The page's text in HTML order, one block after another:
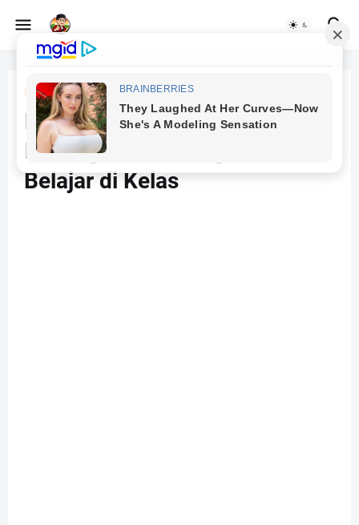
Beranda AI dalam pendidikan
Menggunakan AI untuk
Meningkatkan Pengalaman
Belajar di Kelas